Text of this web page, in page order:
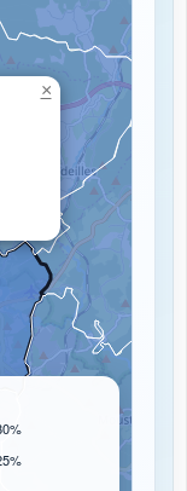
fibre...
×